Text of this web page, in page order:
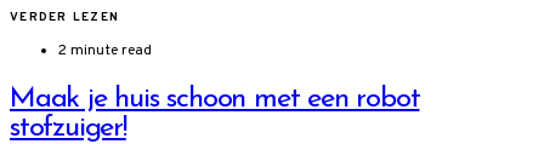
VERDER LEZEN
2 minute read
Maak je huis schoon met een robot
stofzuiger!